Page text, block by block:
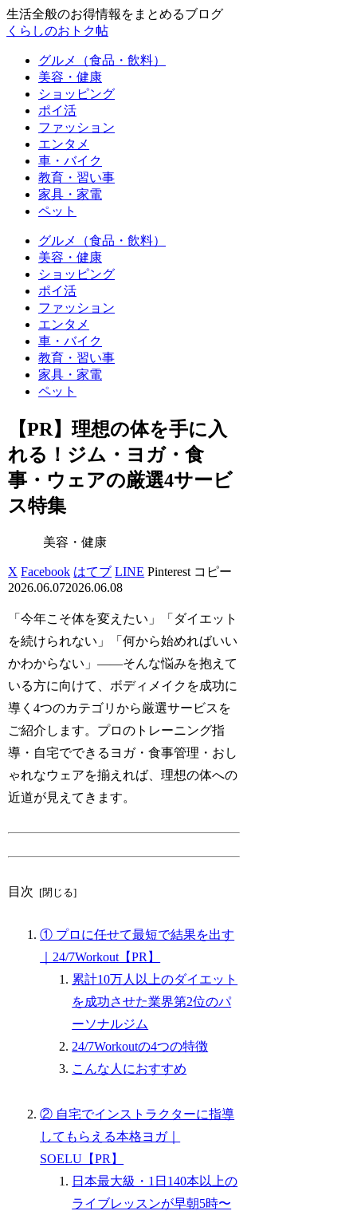
生活全般のお得情報をまとめるブログ
くらしのおトク帖
グルメ（食品・飲料）
美容・健康
ショッピング
ポイ活
ファッション
エンタメ
車・バイク
教育・習い事
家具・家電
ペット
グルメ（食品・飲料）
美容・健康
ショッピング
ポイ活
ファッション
エンタメ
車・バイク
教育・習い事
家具・家電
ペット
【PR】理想の体を手に入
れる！ジム・ヨガ・食
事・ウェアの厳選4サービ
ス特集
美容・健康
X Facebook はてブ LINE Pinterest コピー
2026.06.072026.06.08
「今年こそ体を変えたい」「ダイエット
を続けられない」「何から始めればいい
かわからない」――そんな悩みを抱えて
いる方に向けて、ボディメイクを成功に
導く4つのカテゴリから厳選サービスを
ご紹介します。プロのトレーニング指
導・自宅でできるヨガ・食事管理・おし
ゃれなウェアを揃えれば、理想の体への
近道が見えてきます。
目次
① プロに任せて最短で結果を出す
｜24/7Workout【PR】
累計10万人以上のダイエット
を成功させた業界第2位のパ
ーソナルジム
24/7Workoutの4つの特徴
こんな人におすすめ
② 自宅でインストラクターに指導
してもらえる本格ヨガ｜
SOELU【PR】
日本最大級・1日140本以上の
ライブレッスンが早朝5時〜